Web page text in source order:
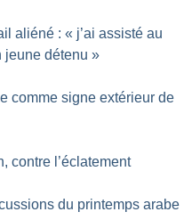
aliéné : « j’ai assisté au
jeune détenu »
comme signe extérieur de
contre l’éclatement
du printemps arabe